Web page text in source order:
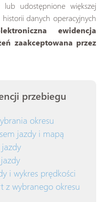
udostępnione większej
danych operacyjnych
ewidencja
zaakceptowana przez
przebiegu
okresu
jazdy i mapą
i wykres prędkości
z wybranego okresu